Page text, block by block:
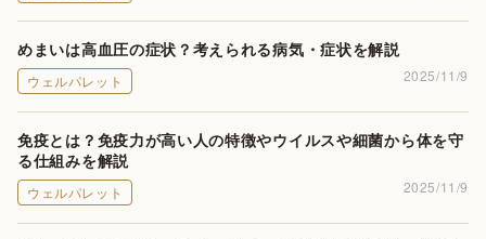
めまいは高血圧の症状？考えられる病気・症状を解説
ウェルパレット 2025/11/9
免疫とは？免疫力が高い人の特徴やウイルスや細菌から体を守
る仕組みを解説
ウェルパレット 2025/11/9